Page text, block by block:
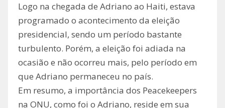
Logo na chegada de Adriano ao Haiti, estava
programado o acontecimento da eleição
presidencial, sendo um período bastante
turbulento. Porém, a eleição foi adiada na
ocasião e não ocorreu mais, pelo período em
que Adriano permaneceu no país.
Em resumo, a importância dos Peacekeepers
na ONU, como foi o Adriano, reside em sua